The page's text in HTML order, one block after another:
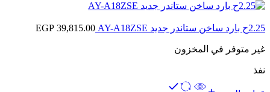
2.25ح بارد ساخن ستاندر جديد AY-A18ZSE EGP 39,815.00
غير متوفر في المخزون
نفذ